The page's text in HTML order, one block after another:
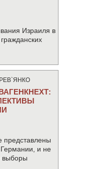
Израиля в
представлены
и не
выборы